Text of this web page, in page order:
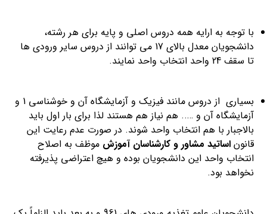
با توجه به ارایه همه دروس اصلی و پایه برای هر رشته،
دانشجویان معدل بالای 17 می توانند از دروس سایر ورودی ها
تا سقف 24 واحد انتخاب واحد نمایند.
بسیاری از دروس مانند فیزیک و آزمایشگاه آن و خوشناسی 1 و
آزمایشگاه آن و ….. هم نیاز هم هستند لذا برای بار اول باید
بالاجبار با هم انتخاب واحد شوند. در صورت عدم رعایت این
قانوناساتید مشاور و کارشناسان آموزش موظف به اصلاح
انتخاب واحد این دانشجویان بوده و هیچ اعتراضی پذیرفته
نخواهد بود.